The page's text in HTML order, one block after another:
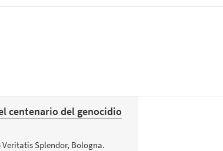
centenario del genocidio
Splendor, Bologna.